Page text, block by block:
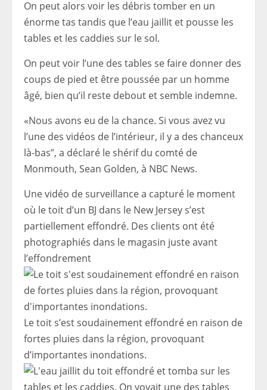
On peut alors voir les débris tomber en un
énorme tas tandis que l’eau jaillit et pousse les
tables et les caddies sur le sol.
On peut voir l’une des tables se faire donner des
coups de pied et être poussée par un homme
âgé, bien qu’il reste debout et semble indemne.
«Nous avons eu de la chance. Si vous avez vu
l’une des vidéos de l’intérieur, il y a des chanceux
là-bas”, a déclaré le shérif du comté de
Monmouth, Sean Golden, à NBC News.
Une vidéo de surveillance a capturé le moment
où le toit d’un BJ dans le New Jersey s’est
partiellement effondré. Des clients ont été
photographiés dans le magasin juste avant
l’effondrement
Le toit s’est soudainement effondré en raison de
fortes pluies dans la région, provoquant
d’importantes inondations.